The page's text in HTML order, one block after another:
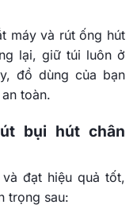
máy và rút ống hút
lại, giữ túi luôn ở
đồ dùng của bạn
toàn.
bụi hút chân
đạt hiệu quả tốt,
trọng sau: